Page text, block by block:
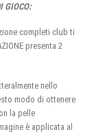
GIOCO:
completi club ti
presenta 2
nello
modo di ottenere
la pelle
è applicata al